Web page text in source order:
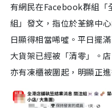
有網民在Facebook群組「
組」發文，指位於荃錦中
日顯得相當唏噓。平日擺
大貨架已經被「清零」。
亦有凍櫃被圍起，明顯正